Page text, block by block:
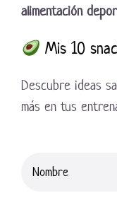
alimentación
Mis 10
Descubre ideas
más en tus